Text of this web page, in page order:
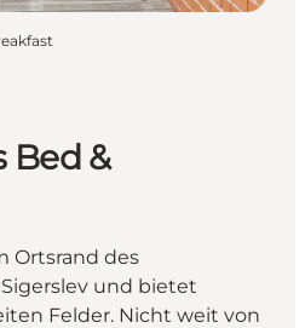
Bed &
Ortsrand des
und bietet
Felder. Nicht weit von